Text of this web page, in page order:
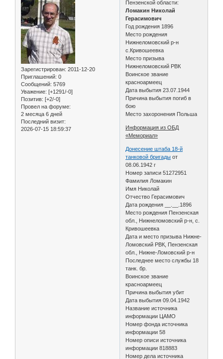
Зарегистрирован: 2011-12-20
Приглашений: 0
Сообщений: 5769
Уважение: [+1291/-0]
Позитив: [+2/-0]
Провел на форуме:
2 месяца 6 дней
Последний визит:
2026-07-15 18:59:37
Пензенской области:
Ломакин Николай
Герасимович
Год рождения 1896
Место рождения
Нижнеломовский р-н
с.Кривошеевка
Место призыва
Нижнеломовский РВК
Воинское звание
красноармеец
Дата выбытия 23.07.1944
Причина выбытия погиб в
бою
Место захоронения Польша
Информация из ОБД
«Мемориал»
Донесение штаба 18-й
танковой бригады от
08.06.1942 г
Номер записи 51272951
Фамилия Ломакин
Имя Николай
Отчество Герасимович
Дата рождения __.__.1896
Место рождения Пензенская
обл., Нижнеломовский р-н, с.
Кривошеевка
Дата и место призыва Нижне-
Ломовский РВК, Пензенская
обл., Нижне-Ломовский р-н
Последнее место службы 18
танк. бр.
Воинское звание
красноармеец
Причина выбытия убит
Дата выбытия 09.04.1942
Название источника
информации ЦАМО
Номер фонда источника
информации 58
Номер описи источника
информации 818883
Номер дела источника